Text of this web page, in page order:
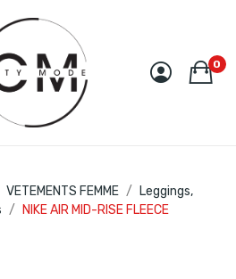
0
VETEMENTS FEMME
Leggings,
NIKE AIR MID-RISE FLEECE